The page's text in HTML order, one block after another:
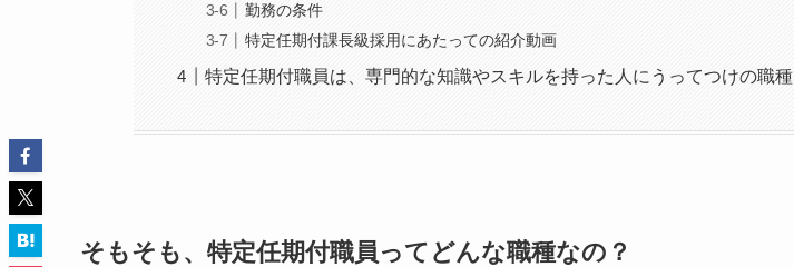
勤務の条件
特定任期付課長級採用にあたっての紹介動画
特定任期付職員は、専門的な知識やスキルを持った人にうってつけの職種
そもそも、特定任期付職員ってどんな職種なの？